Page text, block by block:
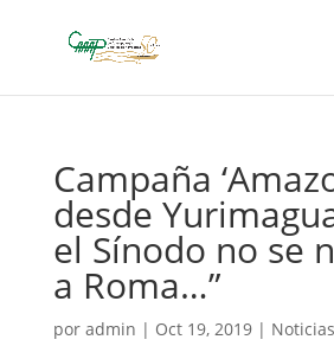
Campaña
desde
el Sínodo no se
a Roma…”
por admin | Oct 19, 2019| Noticias